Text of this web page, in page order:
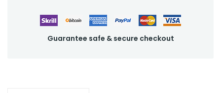
Guarantee safe & secure checkout